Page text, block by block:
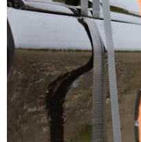
2020年、釈永さんは釈永
美月さんに代替わりした
ます。釈永さんは自分の
覚悟と葛藤、そんな複雑
よりよい仕事ができるよ
職人を増やしたい展望も
問わず受け入れていきた
「点検をずいぶんしてい
たところ、雨漏りよりもひ
段積みの棟瓦だったんで
きな費用をかけて8段積む
した。結局、棟を半分の
た。見た目は変わります
もあるんですよ。この辺